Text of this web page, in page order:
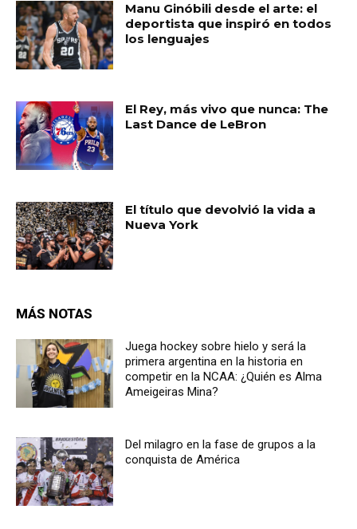
Manu Ginóbili desde el arte: el
deportista que inspiró en todos
los lenguajes
El Rey, más vivo que nunca: The
Last Dance de LeBron
El título que devolvió la vida a
Nueva York
MÁS NOTAS
Juega hockey sobre hielo y será la
primera argentina en la historia en
competir en la NCAA: ¿Quién es Alma
Ameigeiras Mina?
Del milagro en la fase de grupos a la
conquista de América